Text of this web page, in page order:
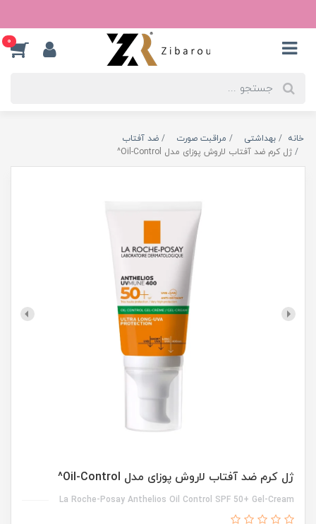
0
خانه بهداشتی مراقبت صورت
ضد آفتاب
ژل کرم ضد آفتاب لاروش پوزای مدل Oil-Control^
ژل کرم ضد آفتاب لاروش پوزای مدل Oil-Control^
La Roche-Posay Anthelios Oil Control SPF 50+ Gel-Cream